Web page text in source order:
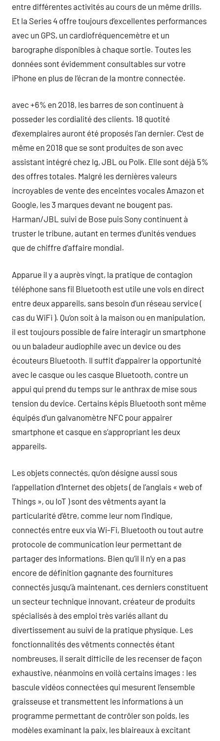
entre différentes activités au cours de un même drills.
Et la Series 4 offre toujours d’excellentes performances
avec un GPS, un cardiofréquencemètre et un
barographe disponibles à chaque sortie. Toutes les
données sont évidemment consultables sur votre
iPhone en plus de l’écran de la montre connectée.
avec +6% en 2018, les barres de son continuent à
posseder les cordialité des clients. 18 quotité
d’exemplaires auront été proposés l’an dernier. C’est de
même en 2018 que se sont produites de son avec
assistant intégré chez lg, JBL ou Polk. Elle sont déjà 5%
des offres totales. Malgré les dernières valeurs
incroyables de vente des enceintes vocales Amazon et
Google, les 3 marques devant ne bougent pas.
Harman/JBL suivi de Bose puis Sony continuent à
truster le tribune, autant en termes d’unités vendues
que de chiffre d’affaire mondial.
Apparue il y a auprès vingt, la pratique de contagion
téléphone sans fil Bluetooth est utile une vols en direct
entre deux appareils, sans besoin d’un réseau service (
cas du WiFi ). Qu’on soit à la maison ou en manipulation,
il est toujours possible de faire interagir un smartphone
ou un baladeur audiophile avec un device ou des
écouteurs Bluetooth. Il suffit d’appairer la opportunité
avec le casque ou les casque Bluetooth, contre un
appui qui prend du temps sur le anthrax de mise sous
tension du device. Certains képis Bluetooth sont même
équipés d’un galvanomètre NFC pour appairer
smartphone et casque en s’appropriant les deux
appareils.
Les objets connectés, qu’on désigne aussi sous
l’appellation d’Internet des objets ( de l’anglais « web of
Things », ou IoT ) sont des vêtments ayant la
particularité d’être, comme leur nom l’indique,
connectés entre eux via Wi-Fi, Bluetooth ou tout autre
protocole de communication leur permettant de
partager des informations. Bien qu’il il n’y en a pas
encore de définition gagnante des fournitures
connectés jusqu’à maintenant, ces derniers constituent
un secteur technique innovant, créateur de produits
spécialisés à des emploi très variés allant du
divertissement au suivi de la pratique physique. Les
fonctionnalités des vêtments connectés étant
nombreuses, il serait difficile de les recenser de façon
exhaustive, néanmoins en voilà certains images : les
bascule vidéos connectées qui mesurent l’ensemble
graisseuse et transmettent les informations à un
programme permettant de contrôler son poids, les
modèles examinant la paix, les blaireaux à excitant